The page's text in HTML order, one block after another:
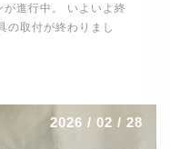
進行中。 いよいよ終
の取付が終わりまし
キッチンを据えればあ
はずすのが楽しみで
ます。 では、明日も
2026 / 02 / 28